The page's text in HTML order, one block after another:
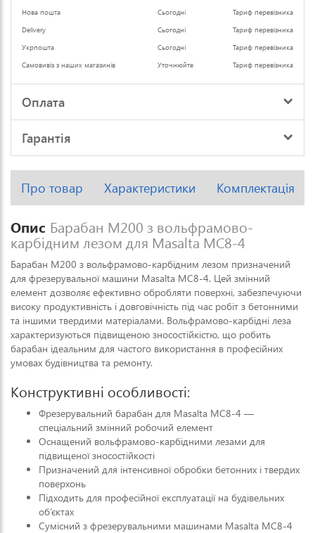
Нова пошта Сьогодні
Тариф перевізника
Delivery
Сьогодні
Тариф перевізника
Укрпошта
Сьогодні
Тариф перевізника
Самовивіз з наших магазинів
Уточнюйте Тариф перевізника
Оплата
Гарантія
Про товар Характеристики Комплектація
Опис Барабан M200 з вольфрамово-
карбідним лезом для Masalta MC8-4
Барабан M200 з вольфрамово‑карбідним лезом призначений
для фрезерувальної машини Masalta MC8‑4. Цей змінний
елемент дозволяє ефективно обробляти поверхні, забезпечуючи
високу продуктивність і довговічність під час робіт з бетонними
та іншими твердими матеріалами. Вольфрамово‑карбідні леза
характеризуються підвищеною зносостійкістю, що робить
барабан ідеальним для частого використання в професійних
умовах будівництва та ремонту.
Конструктивні особливості:
Фрезерувальний барабан для Masalta MC8‑4 —
спеціальний змінний робочий елемент
Оснащений вольфрамово‑карбідними лезами для
підвищеної зносостійкості
Призначений для інтенсивної обробки бетонних і твердих
поверхонь
Підходить для професійної експлуатації на будівельних
об’єктах
Сумісний з фрезерувальними машинами Masalta MC8‑4